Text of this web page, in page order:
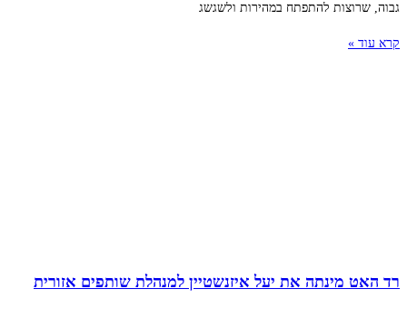
גבוה, שרוצות להתפתח במהירות ולשגשג
קרא עוד »
רד האט מינתה את יעל איזנשטיין למנהלת שותפים אזורית